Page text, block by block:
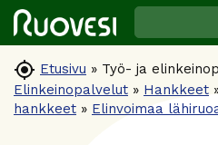
 Etusivu » Työ- ja
Elinkeinopalvelut » Hankkeet
hankkeet » Elinvoimaa